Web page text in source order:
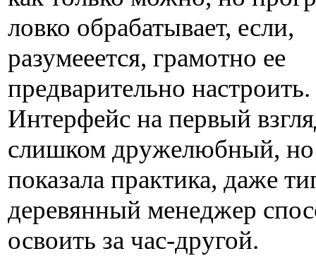
ловко обрабатывает, если,
разумееется, грамотно ее
предварительно настроить.
Интерфейс на первый
слишком дружелюбный, но
показала практика, даже
деревянный менеджер
освоить за час-другой.